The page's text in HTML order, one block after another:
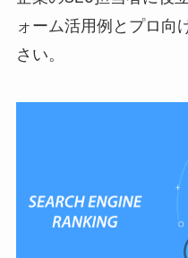
ォーム活用例とプロ向
さい。